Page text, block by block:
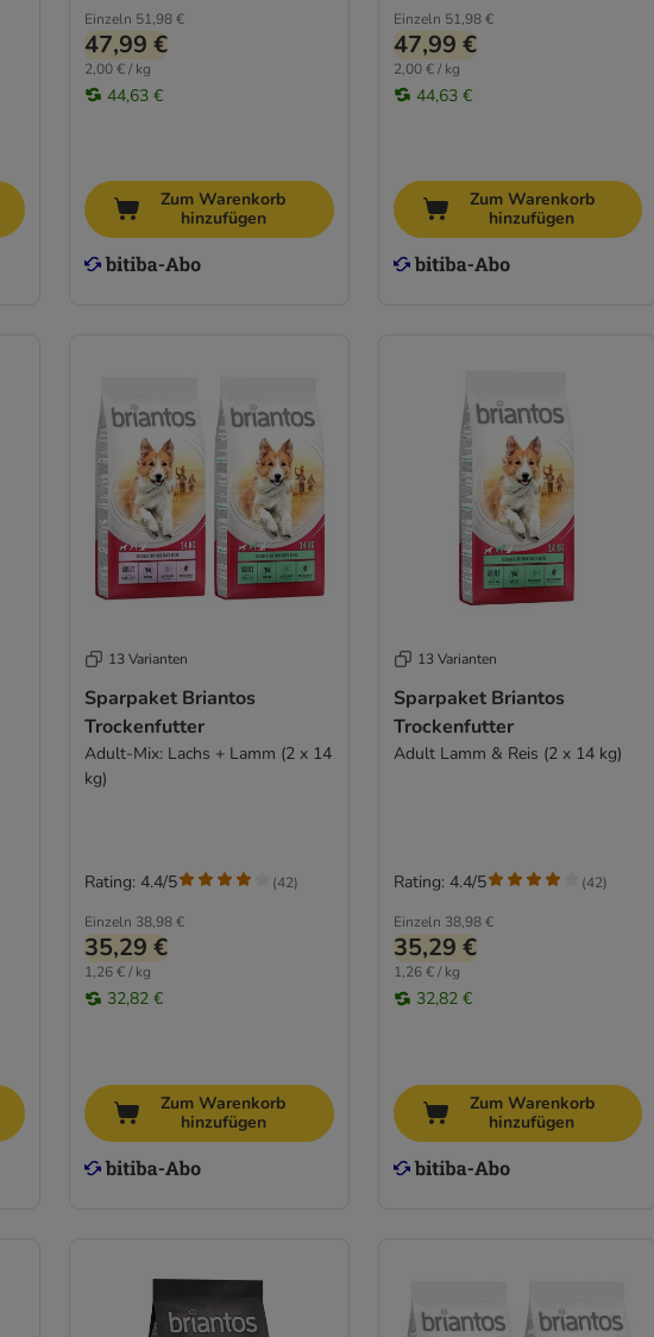
Einzeln 51,98 €
47,99 €
2,00 € / kg
44,63 €
Zum Warenkorb
hinzufügen
Einzeln 51,98 €
47,99 €
2,00 € / kg
44,63 €
Zum Warenkorb
hinzufügen
13 Varianten
Sparpaket Briantos
Trockenfutter
Adult-Mix: Lachs + Lamm (2 x 14
kg)
Einzeln 38,98 €
35,29 €
1,26 € / kg
32,82 €
Rating: 4.4/5 (42)
Zum Warenkorb
hinzufügen
13 Varianten
Sparpaket Briantos
Trockenfutter
Adult Lamm & Reis (2 x 14 kg)
Einzeln 38,98 €
35,29 €
1,26 € / kg
32,82 €
Rating: 4.4/5 (42)
Zum Warenkorb
hinzufügen